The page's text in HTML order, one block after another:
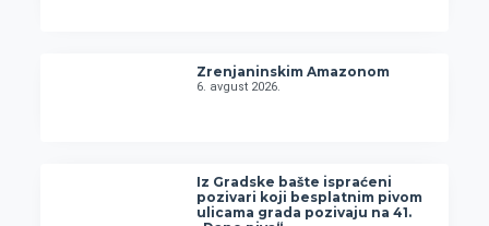
Zrenjaninskim Amazonom
6. avgust 2026.
Iz Gradske bašte ispraćeni
pozivari koji besplatnim pivom
ulicama grada pozivaju na 41.